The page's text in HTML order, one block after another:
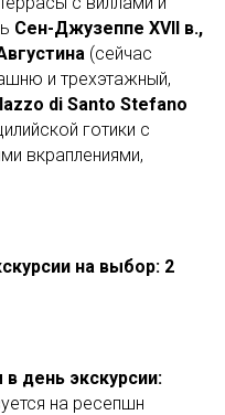
Сен-Джузеппе XVII в.,
(сейчас
и трехэтажный,
di Santo Stefano
готики с
вкраплениями,
на выбор: 2
день экскурсии:
на ресепшн